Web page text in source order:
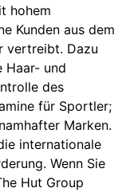
hohem
Kunden aus dem
vertreibt. Dazu
Haar- und
des
für Sportler;
Marken.
internationale
Wenn Sie
Hut Group